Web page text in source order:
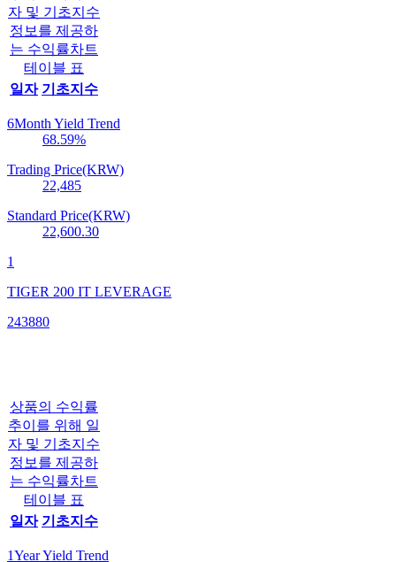
자 및 기초지수
정보를 제공하
는 수익률차트
테이블 표
일자 기초지수
6Month Yield Trend
68.59%
Trading Price(KRW)
22,485
Standard Price(KRW)
22,600.30
1
TIGER 200 IT LEVERAGE
243880
상품의 수익률
추이를 위해 일
자 및 기초지수
정보를 제공하
는 수익률차트
테이블 표
일자 기초지수
1Year Yield Trend